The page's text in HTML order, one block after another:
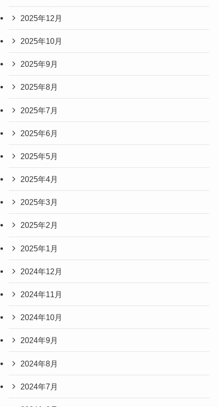
2025年12月
2025年10月
2025年9月
2025年8月
2025年7月
2025年6月
2025年5月
2025年4月
2025年3月
2025年2月
2025年1月
2024年12月
2024年11月
2024年10月
2024年9月
2024年8月
2024年7月